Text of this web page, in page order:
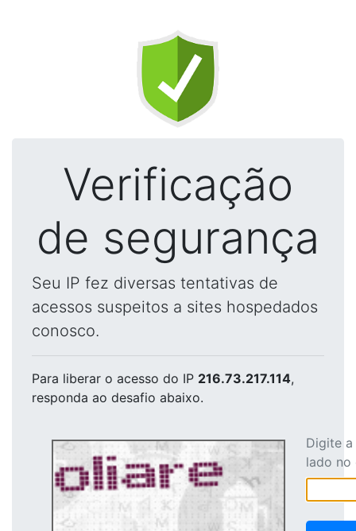
Verificação
de segurança
Seu IP fez diversas tentativas de
acessos suspeitos a sites hospedados
conosco.
Para liberar o acesso do IP 216.73.217.114,
responda ao desafio abaixo.
Digite
lado no